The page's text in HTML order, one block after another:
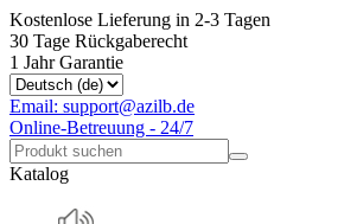
Kostenlose Lieferung in 2-3 Tagen
30 Tage Rückgaberecht
1 Jahr Garantie
Email: support@azilb.de
Online-Betreuung - 24/7
Katalog